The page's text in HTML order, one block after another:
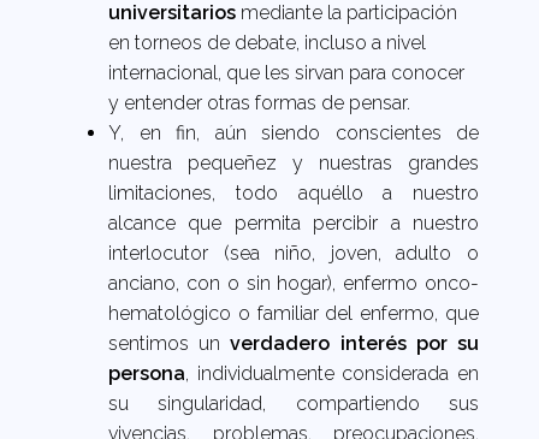
universitarios mediante la participación
en torneos de debate, incluso a nivel
internacional, que les sirvan para conocer
y entender otras formas de pensar.
Y, en fin, aún siendo conscientes de
nuestra pequeñez y nuestras grandes
limitaciones, todo aquéllo a nuestro
alcance que permita percibir a nuestro
interlocutor (sea niño, joven, adulto o
anciano, con o sin hogar), enfermo onco-
hematológico o familiar del enfermo, que
sentimos unverdadero interés por su
persona, individualmente considerada en
su singularidad, compartiendo sus
vivencias, problemas, preocupaciones,